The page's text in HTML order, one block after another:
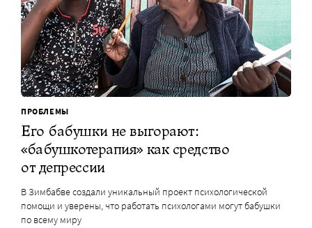
ПРОБЛЕМЫ
Его бабушки не выгорают:
«бабушкотерапия» как средство
от депрессии
В Зимбабве создали уникальный проект психологической
помощи и уверены, что работать психологами могут бабушки
по всему миру